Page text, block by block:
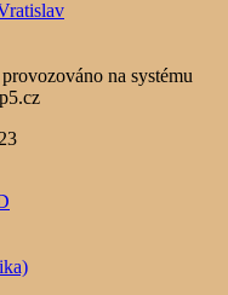
provozováno na systému